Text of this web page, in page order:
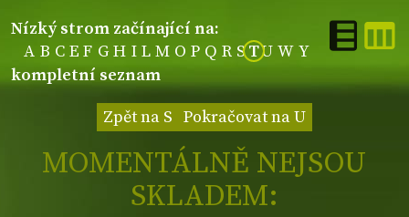
nízký strom začínající na:
A B C E F G H I L M O P Q R STU W Y
kompletní seznam
Zpět na S Pokračovat na U
MOMENTÁLNĚ NEJSOU
SKLADEM: